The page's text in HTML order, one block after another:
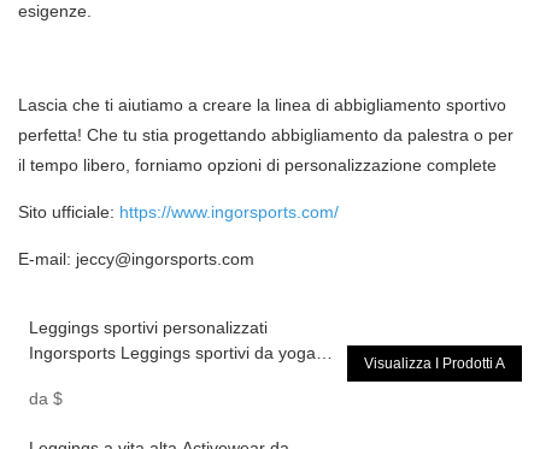
esigenze.
Lascia che ti aiutiamo a creare la linea di abbigliamento sportivo
perfetta! Che tu stia progettando abbigliamento da palestra o per
il tempo libero, forniamo opzioni di personalizzazione complete
Sito ufficiale: https://www.ingorsports.com/
E-mail: jeccy@ingorsports.com
Leggings sportivi personalizzati
Ingorsports Leggings sportivi da yoga in
da $
Visualizza I Prodotti A